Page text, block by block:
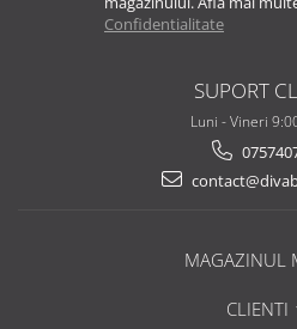
Confidentialitate
SUPORT
Luni - Vineri
MAGAZINUL
CLIENTI